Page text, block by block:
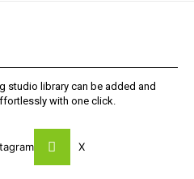
studio library can be added and
with one click.
X